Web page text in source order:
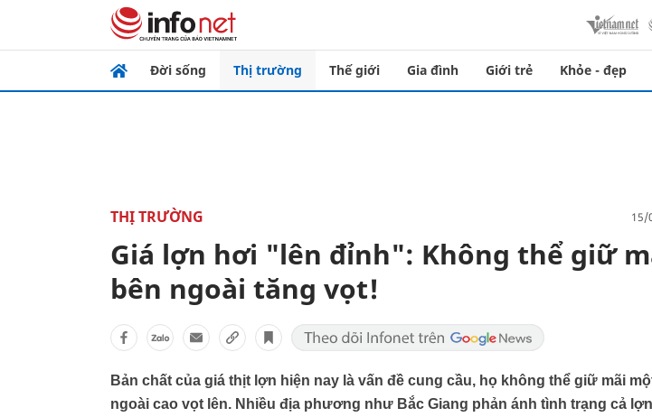
Đời sống Thị trường Thế giới Gia đình Giới trẻ Khỏe - đẹp
THỊ TRƯỜNG 15/
Giá lợn hơi "lên đỉnh": Không thể giữ
bên ngoài tăng vọt!
Bản chất của giá thịt lợn hiện nay là vấn đề cung cầu, họ không thể giữ mãi
ngoài cao vọt lên. Nhiều địa phương như Bắc Giang phản ánh tình trạng cả